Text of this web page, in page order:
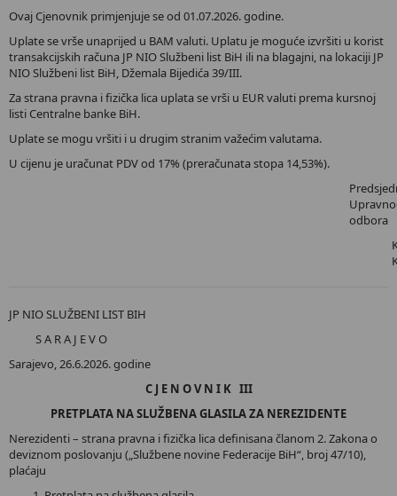
Ovaj Cjenovnik primjenjuje se od 01.07.2026. godine.
Uplate se vrše unaprijed u BAM valuti. Uplatu je moguće izvršiti u korist
transakcijskih računa JP NIO Službeni list BiH ili na blagajni, na lokaciji JP
NIO Službeni list BiH, Džemala Bijedića 39/III.
Za strana pravna i fizička lica uplata se vrši u EUR valuti prema kursnoj
listi Centralne banke BiH.
Uplate se mogu vršiti i u drugim stranim važećim valutama.
U cijenu je uračunat PDV od 17% (preračunata stopa 14,53%).
odbora
JP NIO SLUŽBENI LIST BIH
S A R A J E V O
Sarajevo, 26.6.2026. godine
C J E N O V N I K III
PRETPLATA NA SLUŽBENA GLASILA ZA NEREZIDENTE
Nerezidenti – strana pravna i fizička lica definisana članom 2. Zakona o
deviznom poslovanju („Službene novine Federacije BiH“, broj 47/10),
plaćaju